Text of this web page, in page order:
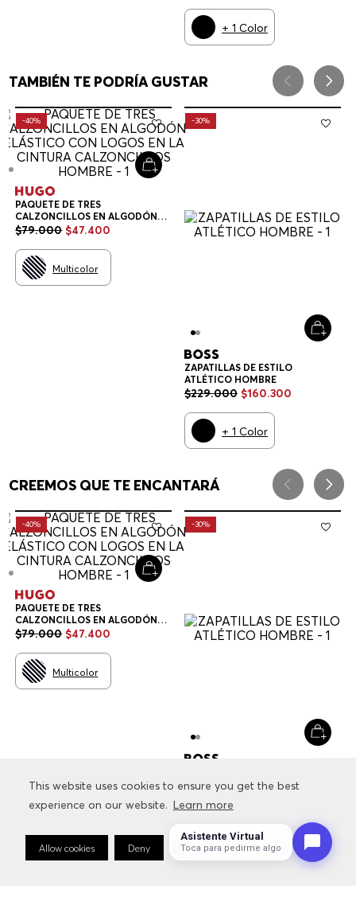
This website uses cookies to ensure you get the best
experience on our website. Learn more
Allow cookies Deny Cookie Preferences
This website uses cookies to ensure you get the best
experience on our website. Learn more
Allow cookies Deny Cookie Preferences
+ 1 Color
TAMBIÉN TE PODRÍA GUSTAR
-40%
PAQUETE DE TRES
CALZONCILLOS EN ALGODÓN
ELÁSTICO CON LOGOS EN LA
HOMBRE
$79.000 $47.400
Multicolor
-30%
ZAPATILLAS DE ESTILO
ATLÉTICO HOMBRE
$229.000 $160.300
+ 1 Color
CREEMOS QUE TE ENCANTARÁ
-40%
PAQUETE DE TRES
CALZONCILLOS EN ALGODÓN
ELÁSTICO CON LOGOS EN LA
HOMBRE
$79.000 $47.400
Multicolor
-30%
ATLÉTICO HOMBRE
+1 Color
Asistente Virtual
Toca para pedirme algo